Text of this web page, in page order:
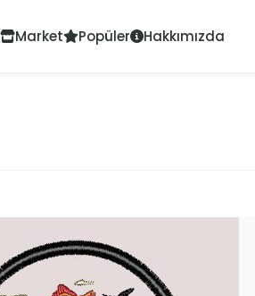
Market Popüler Hakkımızda